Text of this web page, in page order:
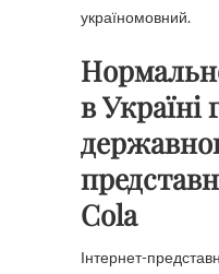
україномовний.
в Україні
Cola
Інтернет-